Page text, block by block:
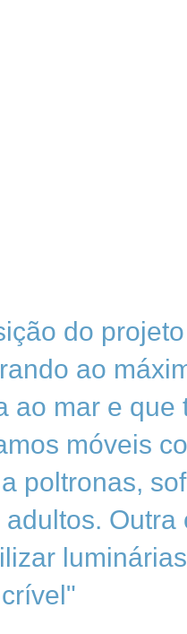
do
ao
ao mar e que
móveis
poltronas,
Outra